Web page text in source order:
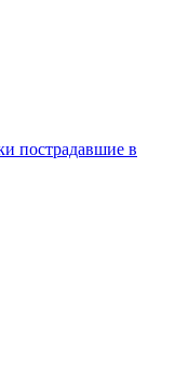
пострадавшие в